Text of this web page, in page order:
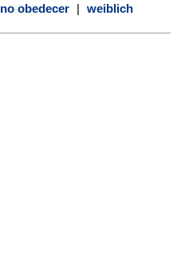
no obedecer | weiblich